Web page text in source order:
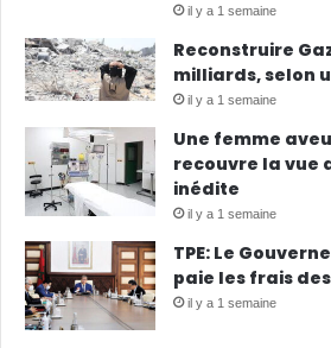
il y a 1 semaine
Reconstruire
milliards, selon
il y a 1 semaine
Une femme
recouvre la vue
inédite
il y a 1 semaine
TPE: Le
paie les frais
il y a 1 semaine